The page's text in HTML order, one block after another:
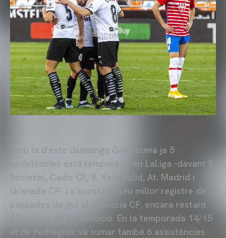
Amb la d'este diumenge Gayà suma ja 5
assistències esta temporada en LaLiga -davant R.
Societat, Cadis CF, R. Valladolid, At. Madrid i
Granada CF- i s'acosta al seu millor registre de
passades de gol al Valencia CF, encara restant
10 partits de competició. En la temporada 14/15
el de Pedreguer va sumar també 6 assistències